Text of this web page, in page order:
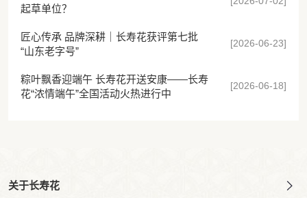
起草单位？
匠心传承 品牌深耕｜长寿花获评第七批
“山东老字号”
[2026-06-23]
粽叶飘香迎端午 长寿花开送安康——长寿
花“浓情端午”全国活动火热进行中
[2026-06-18]
关于长寿花